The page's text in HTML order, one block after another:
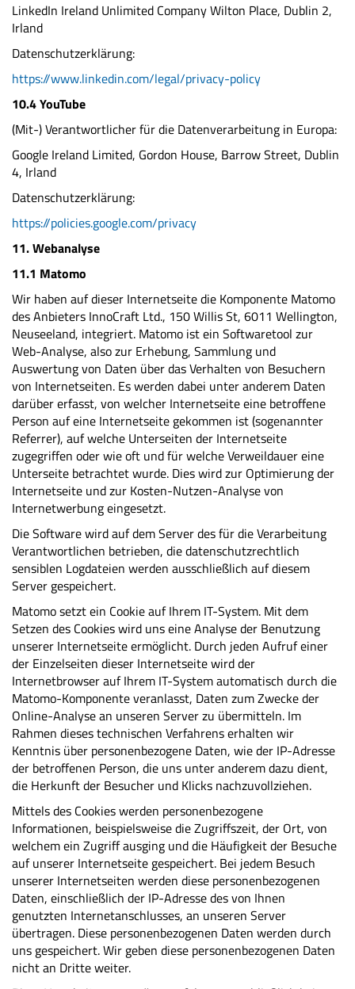
LinkedIn Ireland Unlimited Company Wilton Place, Dublin 2,
Irland
Datenschutzerklärung:
https://www.linkedin.com/legal/privacy-policy
10.4 YouTube
(Mit-) Verantwortlicher für die Datenverarbeitung in Europa:
Google Ireland Limited, Gordon House, Barrow Street, Dublin
4, Irland
Datenschutzerklärung:
https://policies.google.com/privacy
11. Webanalyse
11.1 Matomo
Wir haben auf dieser Internetseite die Komponente Matomo
des Anbieters InnoCraft Ltd., 150 Willis St, 6011 Wellington,
Neuseeland, integriert. Matomo ist ein Softwaretool zur
Web-Analyse, also zur Erhebung, Sammlung und
Auswertung von Daten über das Verhalten von Besuchern
von Internetseiten. Es werden dabei unter anderem Daten
darüber erfasst, von welcher Internetseite eine betroffene
Person auf eine Internetseite gekommen ist (sogenannter
Referrer), auf welche Unterseiten der Internetseite
zugegriffen oder wie oft und für welche Verweildauer eine
Unterseite betrachtet wurde. Dies wird zur Optimierung der
Internetseite und zur Kosten-Nutzen-Analyse von
Internetwerbung eingesetzt.
Die Software wird auf dem Server des für die Verarbeitung
Verantwortlichen betrieben, die datenschutzrechtlich
sensiblen Logdateien werden ausschließlich auf diesem
Server gespeichert.
Matomo setzt ein Cookie auf Ihrem IT-System. Mit dem
Setzen des Cookies wird uns eine Analyse der Benutzung
unserer Internetseite ermöglicht. Durch jeden Aufruf einer
der Einzelseiten dieser Internetseite wird der
Internetbrowser auf Ihrem IT-System automatisch durch die
Matomo-Komponente veranlasst, Daten zum Zwecke der
Online-Analyse an unseren Server zu übermitteln. Im
Rahmen dieses technischen Verfahrens erhalten wir
Kenntnis über personenbezogene Daten, wie der IP-Adresse
der betroffenen Person, die uns unter anderem dazu dient,
die Herkunft der Besucher und Klicks nachzuvollziehen.
Mittels des Cookies werden personenbezogene
Informationen, beispielsweise die Zugriffszeit, der Ort, von
welchem ein Zugriff ausging und die Häufigkeit der Besuche
auf unserer Internetseite gespeichert. Bei jedem Besuch
unserer Internetseiten werden diese personenbezogenen
Daten, einschließlich der IP-Adresse des von Ihnen
genutzten Internetanschlusses, an unseren Server
übertragen. Diese personenbezogenen Daten werden durch
uns gespeichert. Wir geben diese personenbezogenen Daten
nicht an Dritte weiter.